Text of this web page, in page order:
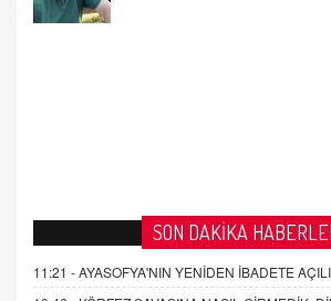
SON DAKİKA
11:21 -AYASOFYA'NIN YENİDEN İBADETE